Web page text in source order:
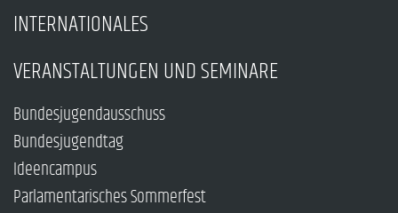
INTERNATIONALES
VERANSTALTUNGEN UND SEMINARE
Bundesjugendausschuss
Bundesjugendtag
Ideencampus
Parlamentarisches Sommerfest